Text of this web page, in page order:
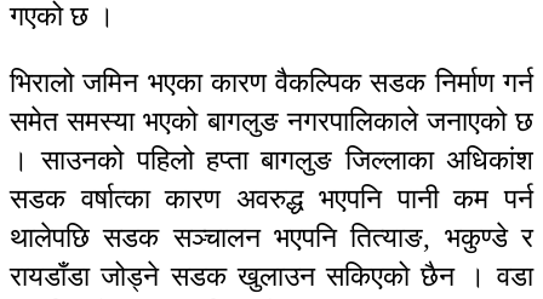
गएको छ ।
भिरालो जमिन भएका कारण वैकल्पिक सडक निर्माण गर्न
समेत समस्या भएको बागलुङ नगरपालिकाले जनाएको छ
। साउनको पहिलो हप्ता बागलुङ जिल्लाका अधिकांश
सडक वर्षात्का कारण अवरुद्ध भएपनि पानी कम पर्न
थालेपछि सडक सञ्चालन भएपनि तित्याङ, भकुण्डे र
रायडाँडा जोड्ने सडक खुलाउन सकिएको छैन । वडा